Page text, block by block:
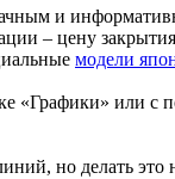
и
– цену
модели
«Графики» или
но делать